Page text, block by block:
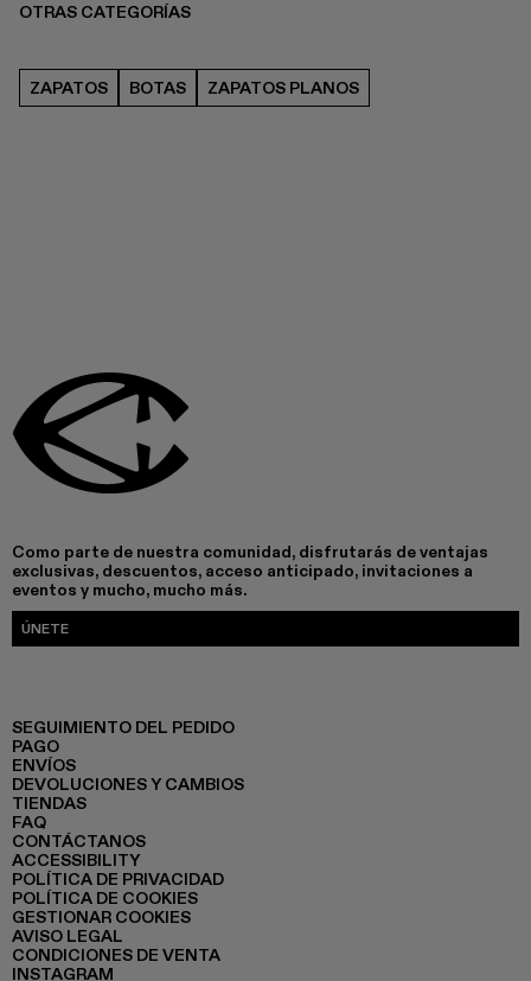
OTRAS CATEGORÍAS
ZAPATOS BOTAS ZAPATOS PLANOS
Como parte de nuestra comunidad, disfrutarás de ventajas
exclusivas, descuentos, acceso anticipado, invitaciones a
eventos y mucho, mucho más.
ÚNETE
SEGUIMIENTO DEL PEDIDO
PAGO
ENVÍOS
DEVOLUCIONES Y CAMBIOS
TIENDAS
FAQ
CONTÁCTANOS
ACCESSIBILITY
POLÍTICA DE PRIVACIDAD
POLÍTICA DE COOKIES
GESTIONAR COOKIES
AVISO LEGAL
CONDICIONES DE VENTA
INSTAGRAM